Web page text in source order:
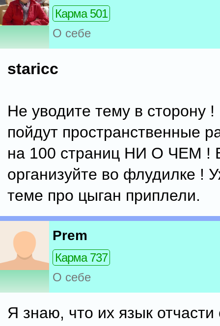
Карма 501
О себе
staricc
Не уводите тему в сторону
пойдут пространственные
на 100 страниц НИ О ЧЕМ !
организуйте во флудилке !
теме про цыган приплели.
Prem
Карма 737
О себе
Я знаю, что их язык